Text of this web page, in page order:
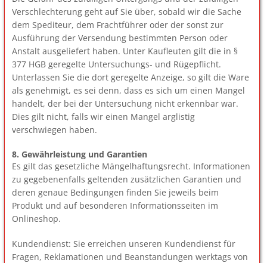
Verschlechterung geht auf Sie über, sobald wir die Sache
dem Spediteur, dem Frachtführer oder der sonst zur
Ausführung der Versendung bestimmten Person oder
Anstalt ausgeliefert haben. Unter Kaufleuten gilt die in §
377 HGB geregelte Untersuchungs- und Rügepflicht.
Unterlassen Sie die dort geregelte Anzeige, so gilt die Ware
als genehmigt, es sei denn, dass es sich um einen Mangel
handelt, der bei der Untersuchung nicht erkennbar war.
Dies gilt nicht, falls wir einen Mangel arglistig
verschwiegen haben.
8. Gewährleistung und Garantien
Es gilt das gesetzliche Mängelhaftungsrecht. Informationen
zu gegebenenfalls geltenden zusätzlichen Garantien und
deren genaue Bedingungen finden Sie jeweils beim
Produkt und auf besonderen Informationsseiten im
Onlineshop.
Kundendienst: Sie erreichen unseren Kundendienst für
Fragen, Reklamationen und Beanstandungen werktags von